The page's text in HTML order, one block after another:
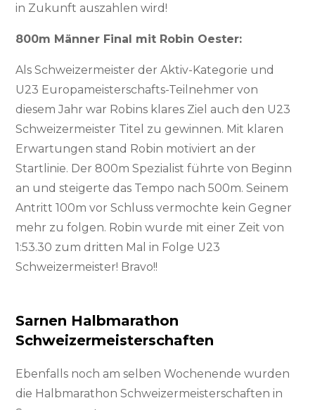
in Zukunft auszahlen wird!
800m Männer Final mit Robin Oester:
Als Schweizermeister der Aktiv-Kategorie und
U23 Europameisterschafts-Teilnehmer von
diesem Jahr war Robins klares Ziel auch den U23
Schweizermeister Titel zu gewinnen. Mit klaren
Erwartungen stand Robin motiviert an der
Startlinie. Der 800m Spezialist führte von Beginn
an und steigerte das Tempo nach 500m. Seinem
Antritt 100m vor Schluss vermochte kein Gegner
mehr zu folgen. Robin wurde mit einer Zeit von
1:53.30 zum dritten Mal in Folge U23
Schweizermeister! Bravo!!
Sarnen Halbmarathon
Schweizermeisterschaften
Ebenfalls noch am selben Wochenende wurden
die Halbmarathon Schweizermeisterschaften in